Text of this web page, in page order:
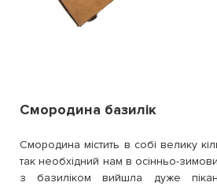
Смородина базилік
Смородина містить в собі велику
так необхідний нам в осінньо-
з базиліком вийшла дуже